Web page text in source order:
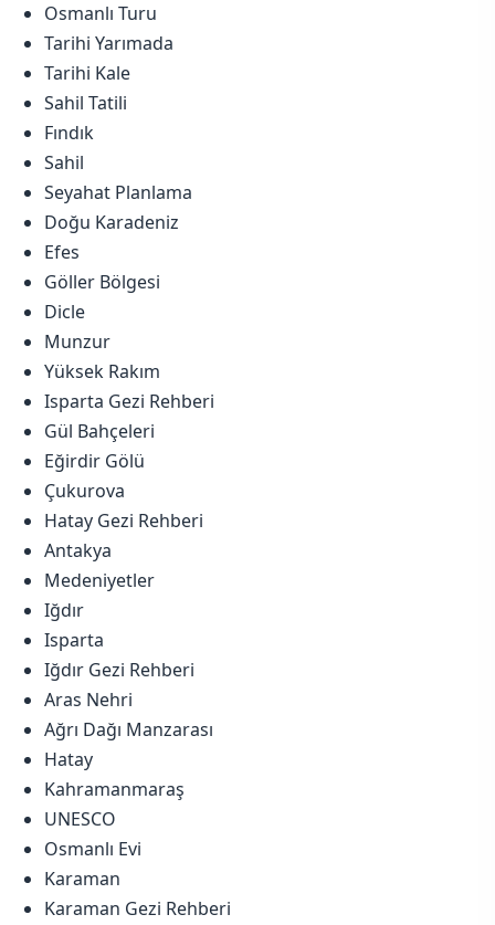
Osmanlı Turu
Tarihi Yarımada
Tarihi Kale
Sahil Tatili
Fındık
Sahil
Seyahat Planlama
Doğu Karadeniz
Efes
Göller Bölgesi
Dicle
Munzur
Yüksek Rakım
Isparta Gezi Rehberi
Gül Bahçeleri
Eğirdir Gölü
Çukurova
Hatay Gezi Rehberi
Antakya
Medeniyetler
Iğdır
Isparta
Iğdır Gezi Rehberi
Aras Nehri
Ağrı Dağı Manzarası
Hatay
Kahramanmaraş
UNESCO
Osmanlı Evi
Karaman
Karaman Gezi Rehberi